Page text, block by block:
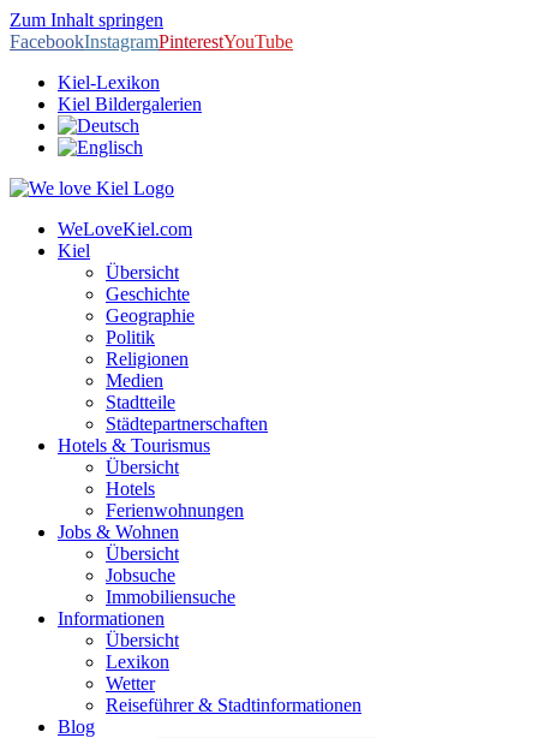
Zum Inhalt springen
FacebookInstagramPinterestYouTube
Kiel-Lexikon
Kiel Bildergalerien
WeLoveKiel.com
Kiel
Übersicht
Geschichte
Geographie
Politik
Religionen
Medien
Stadtteile
Städtepartnerschaften
Hotels & Tourismus
Übersicht
Hotels
Ferienwohnungen
Jobs & Wohnen
Übersicht
Jobsuche
Immobiliensuche
Informationen
Übersicht
Lexikon
Wetter
Reiseführer & Stadtinformationen
Blog